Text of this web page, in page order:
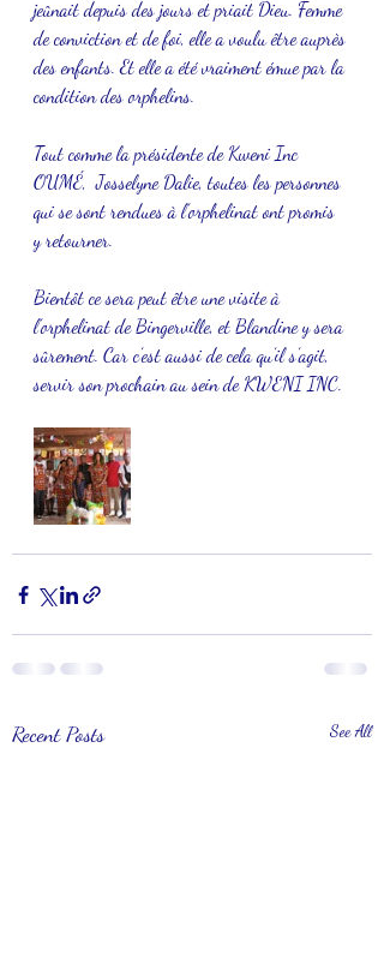
jeûnait depuis des jours et priait Dieu. Femme
de conviction et de foi, elle a voulu être auprès
des enfants. Et elle a été vraiment émue par la
condition des orphelins.
Tout comme la présidente de Kweni Inc
OUMÉ,  Josselyne Dalie, toutes les personnes
qui se sont rendues à l’orphelinat ont promis
y retourner.
Bientôt ce sera peut être une visite à
l’orphelinat de Bingerville, et Blandine y sera
sûrement. Car c’est aussi de cela qu’il s’agit,
servir son prochain au sein de KWENI INC.
Recent Posts See All